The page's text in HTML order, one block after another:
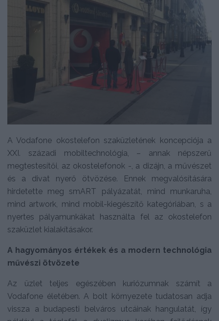
A Vodafone okostelefon szaküzletének koncepciója a
XXI. századi mobiltechnológia, – annak népszerű
megtestesítői, az okostelefonok -, a dizájn, a művészet
és a divat nyerő ötvözése. Ennek megvalósítására
hirdetette meg smART pályázatát, mind munkaruha,
mind artwork, mind mobil-kiegészítő kategóriában, s a
nyertes pályamunkákat használta fel az okostelefon
szaküzlet kialakításakor.
A hagyományos értékek és a modern technológia
művészi ötvözete
Az üzlet teljes egészében kuriózumnak számít a
Vodafone életében. A bolt környezete tudatosan adja
vissza a budapesti belváros utcáinak hangulatát, így